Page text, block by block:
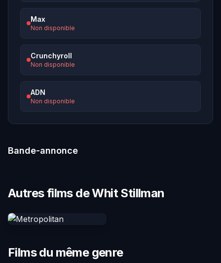
Max
Non disponible
Crunchyroll
Non disponible
ADN
Non disponible
Bande-annonce
Autres films de Whit Stillman
Films du même genre